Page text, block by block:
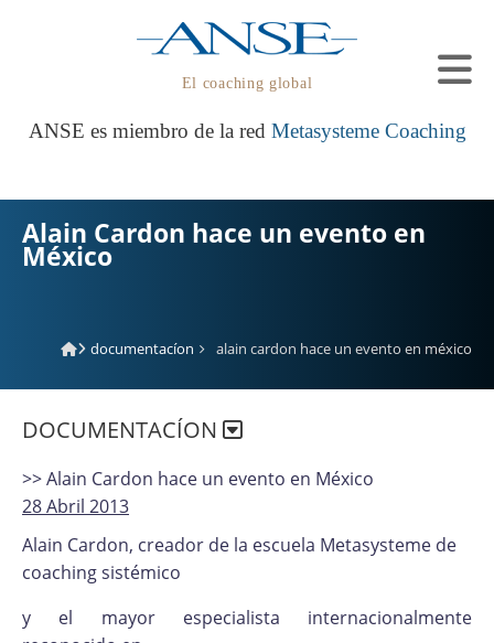
El coaching global
ANSE es miembro de la red Metasysteme Coaching
Alain Cardon hace un evento en
México
documentacíon alain cardon hace un evento en méxico
DOCUMENTACÍON
>> Alain Cardon hace un evento en México
28 Abril 2013
Alain Cardon, creador de la escuela Metasysteme de
coaching sistémico
y el mayor especialista internacionalmente